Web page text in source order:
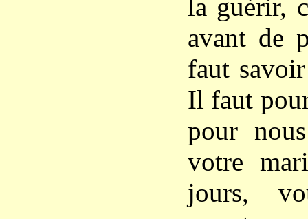
la guérir,
avant de
faut
Il faut
pour
votre
jours,